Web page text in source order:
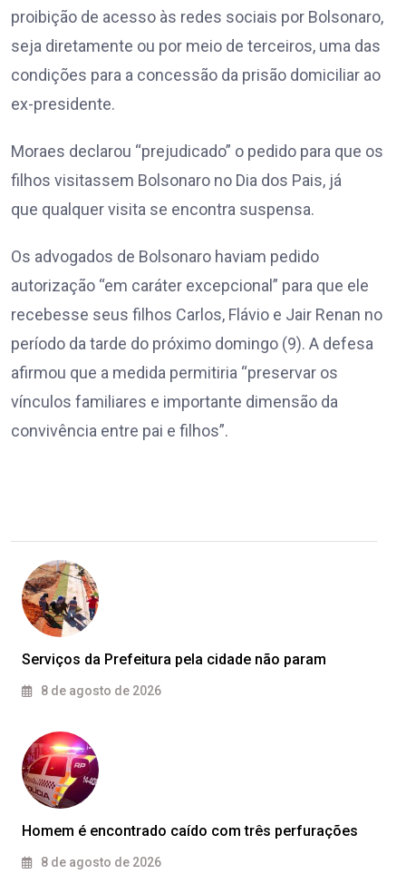
proibição de acesso às redes sociais por Bolsonaro,
seja diretamente ou por meio de terceiros, uma das
condições para a concessão da prisão domiciliar ao
ex-presidente.
Moraes declarou “prejudicado” o pedido para que os
filhos visitassem Bolsonaro no Dia dos Pais, já
que qualquer visita se encontra suspensa.
Os advogados de Bolsonaro haviam pedido
autorização “em caráter excepcional” para que ele
recebesse seus filhos Carlos, Flávio e Jair Renan no
período da tarde do próximo domingo (9). A defesa
afirmou que a medida permitiria “preservar os
vínculos familiares e importante dimensão da
convivência entre pai e filhos”.
Serviços da Prefeitura pela cidade não param
8 de agosto de 2026
Homem é encontrado caído com três perfurações
8 de agosto de 2026